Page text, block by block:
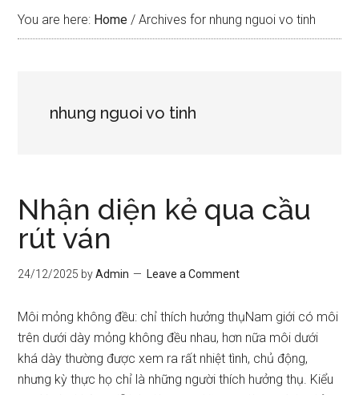
You are here: Home / Archives for nhung nguoi vo tinh
nhung nguoi vo tinh
Nhận diện kẻ qua cầu
rút ván
24/12/2025 byAdmin Leave a Comment
Môi mỏng không đều: chỉ thích hưởng thụNam giới có môi
trên dưới dày mỏng không đều nhau, hơn nữa môi dưới
khá dày thường được xem ra rất nhiệt tình, chủ động,
nhưng kỳ thực họ chỉ là những người thích hưởng thụ. Kiểu